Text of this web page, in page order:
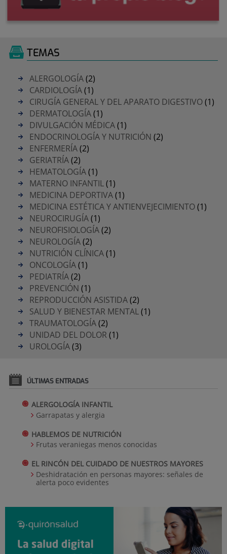
TEMAS
ALERGOLOGÍA(2)
CARDIOLOGÍA(1)
CIRUGÍA GENERAL Y DEL APARATO DIGESTIVO(1)
DERMATOLOGÍA(1)
DIVULGACIÓN MÉDICA(1)
ENDOCRINOLOGÍA Y NUTRICIÓN (2)
ENFERMERÍA(2)
GERIATRÍA(2)
HEMATOLOGÍA(1)
MATERNO INFANTIL(1)
MEDICINA DEPORTIVA(1)
MEDICINA ESTÉTICA Y ANTIENVEJECIMIENTO(1)
NEUROCIRUGÍA(1)
NEUROFISIOLOGÍA(2)
NEUROLOGÍA(2)
NUTRICIÓN CLÍNICA(1)
ONCOLOGÍA(1)
PEDIATRÍA(2)
PREVENCIÓN (1)
REPRODUCCIÓN ASISTIDA(2)
SALUD Y BIENESTAR MENTAL(1)
TRAUMATOLOGÍA(2)
UNIDAD DEL DOLOR(1)
UROLOGÍA(3)
ÚLTIMAS ENTRADAS
ALERGOLOGÍA INFANTIL
Garrapatas y alergia
HABLEMOS DE NUTRICIÓN
Frutas veraniegas menos conocidas
EL RINCÓN DEL CUIDADO DE NUESTROS MAYORES
Deshidratación en personas mayores: señales de
alerta poco evidentes